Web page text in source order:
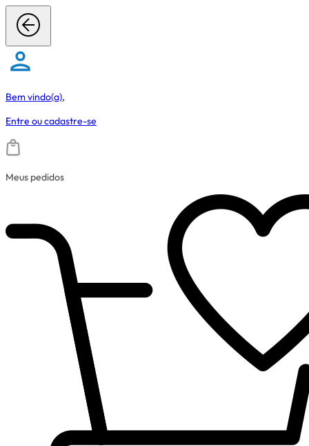
Bem vindo(a),
Entre oucadastre-se
Meus pedidos